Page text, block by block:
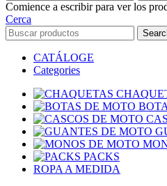
Comience a escribir para ver los
Cerca
CATÁLOGE
Categories
PACKS
ROPA A MEDIDA